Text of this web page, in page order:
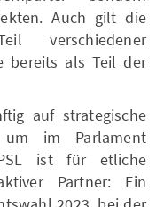
Auch gilt die
verschiedener
bereits als Teil der
auf strategische
um im Parlament
ist für etliche
Partner: Ein